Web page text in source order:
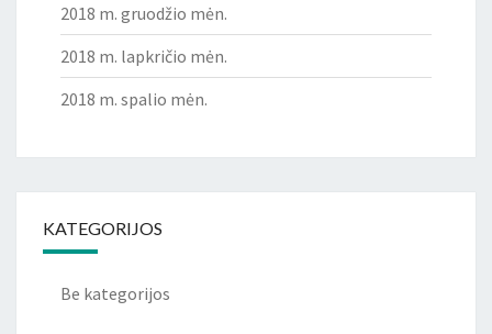
2018 m. gruodžio mėn.
2018 m. lapkričio mėn.
2018 m. spalio mėn.
KATEGORIJOS
Be kategorijos